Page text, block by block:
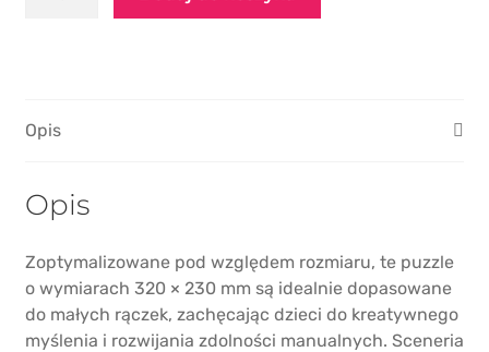
Opis
Opis
Zoptymalizowane pod względem rozmiaru, te puzzle
o wymiarach 320 × 230 mm są idealnie dopasowane
do małych rączek, zachęcając dzieci do kreatywnego
myślenia i rozwijania zdolności manualnych. Sceneria